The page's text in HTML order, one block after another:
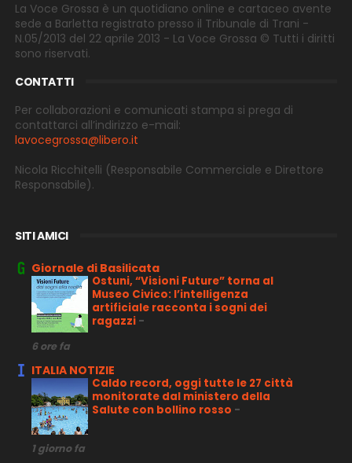
La Voce Grossa è un quotidiano online e cartaceo avente
sede a Barletta registrato presso il Tribunale di Trani -
N.05/2013 del 22 aprile 2013 - La Voce Grossa © Tutti i diritti
sono riservati.
CONTATTI
Per collaborazioni e comunicati stampa si prega di
contattarci all’indirizzo e-mail:
lavocegrossa@libero.it
Nicola Ricchitelli (Responsabile Commerciale e Direttore
Responsabile).
SITI AMICI
Giornale di Basilicata
Ostuni, “Visioni Future” torna al
Museo Civico: l’intelligenza
artificiale racconta i sogni dei
ragazzi -
6 ore fa
ITALIA NOTIZIE
Caldo record, oggi tutte le 27 città
monitorate dal ministero della
Salute con bollino rosso -
1 giorno fa